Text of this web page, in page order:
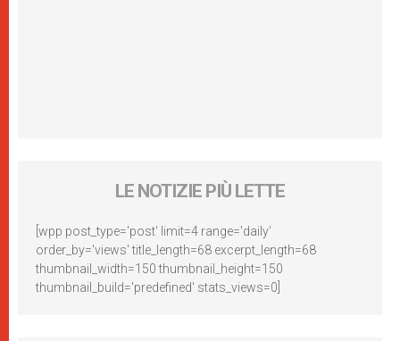
LE NOTIZIE PIÙ LETTE
[wpp post_type='post' limit=4 range='daily'
order_by='views' title_length=68 excerpt_length=68
thumbnail_width=150 thumbnail_height=150
thumbnail_build='predefined' stats_views=0]